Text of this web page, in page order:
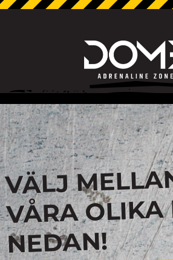
VÄLJ
VÅRA OLIKA
NEDAN!